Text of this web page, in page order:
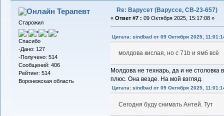
Терапевт
Старожил
Спасибо
-Дано: 127
-Получено: 514
Сообщений: 406
Рейтинг: 514
Воронежская область
Re: Варусет (Варуссе, СВ-23-657)
« Ответ #7 : 09 Октября 2025, 15:17:08 »
Цитата: sindbad от 09 Октября 2025,
молдова кислая, но с 71b и ямб всё
Молдова не технарь, да и не
плюс. Она везде. На мой взгляд.
Цитата: sindbad от 09 Октября 2025,
Сегодня буду снимать Антей. Тут